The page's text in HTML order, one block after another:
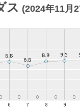
ス (2024年11月